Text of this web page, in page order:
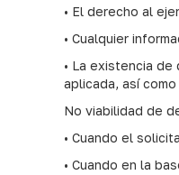
• El derecho al
• Cualquier
• La existencia
aplicada, así
No viabilidad de
• Cuando el
• Cuando en la